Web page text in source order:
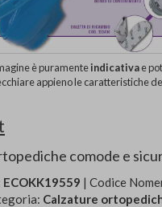
è puramenteindicativae
appieno le caratteristiche
comode e
ECOKK19559 | Codice
Calzature